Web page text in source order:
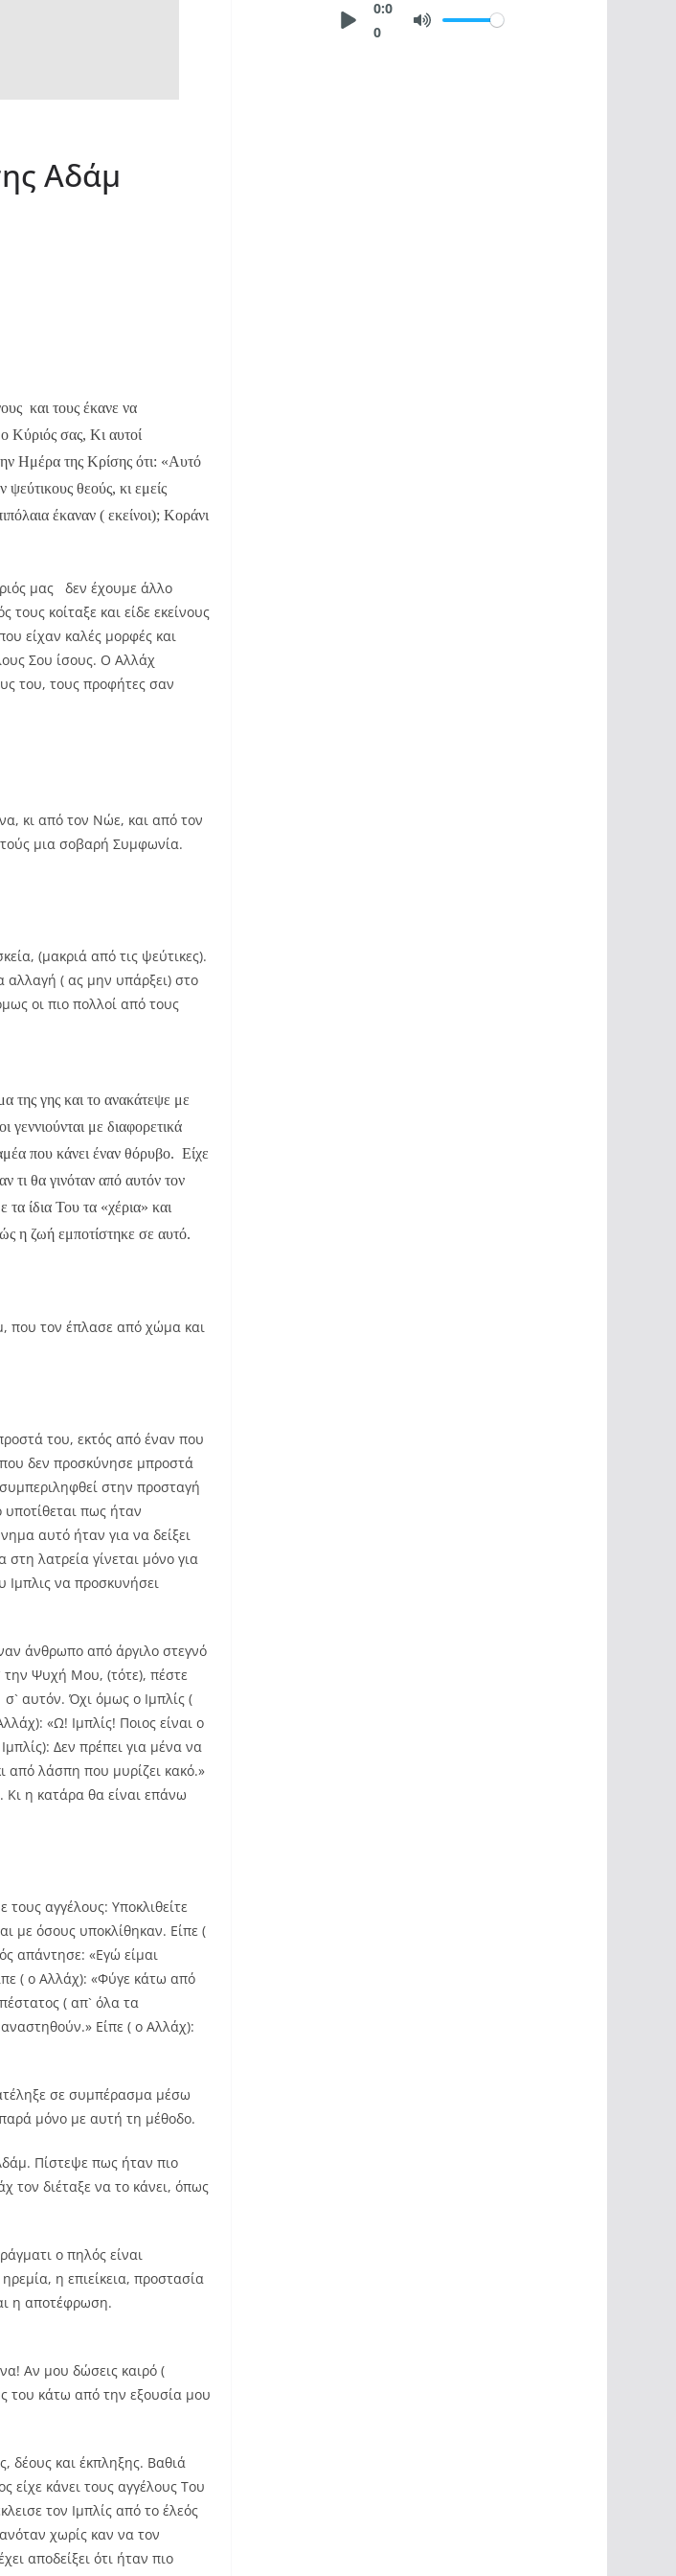
Αδάμ
και τους έκανε να
Κύριός σας, Κι αυτοί
Ημέρα της Κρίσης ότι: «Αυτό
θεούς, κι εμείς
έκαναν ( εκείνοι); Κοράνι
μας δεν έχουμε άλλο
κοίταξε και είδε εκείνους
είχαν καλές μορφές και
Σου ίσους. Ο Αλλάχ
του, τους προφήτες σαν
κι από τον Νώε, και από τον
μια σοβαρή Συμφωνία.
(μακριά από τις ψεύτικες).
αλλαγή ( ας μην υπάρξει) στο
οι πιο πολλοί από τους
της γης και το ανακάτεψε με
με διαφορετικά
που κάνει έναν θόρυβο. Είχε
τι θα γινόταν από αυτόν τον
ίδια Του τα «χέρια» και
η ζωή εμποτίστηκε σε αυτό.
που τον έπλασε από χώμα και
του, εκτός από έναν που
δεν προσκύνησε μπροστά
στην προσταγή
πως ήταν
αυτό ήταν για να δείξει
λατρεία γίνεται μόνο για
να προσκυνήσει
άνθρωπο από άργιλο στεγνό
Ψυχή Μου, (τότε), πέστε
αυτόν. Όχι όμως ο Ιμπλίς (
«Ω! Ιμπλίς! Ποιος είναι ο
Δεν πρέπει για μένα να
από λάσπη που μυρίζει κακό.»
Κι η κατάρα θα είναι επάνω
αγγέλους: Υποκλιθείτε
με όσους υποκλίθηκαν. Είπε (
απάντησε: «Εγώ είμαι
( ο Αλλάχ): «Φύγε κάτω από
( απ` όλα τα
Είπε ( ο Αλλάχ):
σε συμπέρασμα μέσω
μόνο με αυτή τη μέθοδο.
Πίστεψε πως ήταν πιο
τον διέταξε να το κάνει, όπως
ο πηλός είναι
η επιείκεια, προστασία
η αποτέφρωση.
Αν μου δώσεις καιρό (
του κάτω από την εξουσία μου
δέους και έκπληξης. Βαθιά
είχε κάνει τους αγγέλους Του
τον Ιμπλίς από το έλεός
χωρίς καν να τον
αποδείξει ότι ήταν πιο
0:0
0